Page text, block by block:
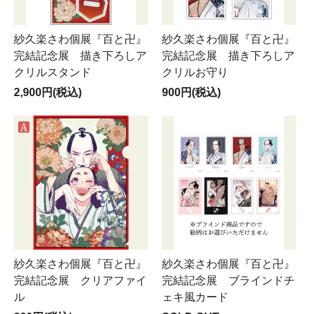
紗久楽さわ個展『百と卍』
完結記念展 描き下ろしア
クリルスタンド
2,900円(税込)
紗久楽さわ個展『百と卍』
完結記念展 描き下ろしア
クリルお守り
900円(税込)
紗久楽さわ個展『百と卍』
完結記念展 クリアファイ
ル
紗久楽さわ個展『百と卍』
完結記念展 ブラインドチ
ェキ風カード